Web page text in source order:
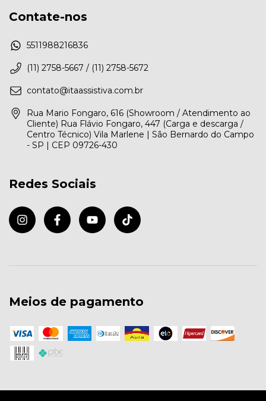
Contate-nos
5511988216836
(11) 2758-5667 / (11) 2758-5672
contato@itaassistiva.com.br
Rua Mario Fongaro, 616 (Showroom / Atendimento ao
Cliente) Rua Flávio Fongaro, 447 (Carga e descarga /
Centro Técnico) Vila Marlene | São Bernardo do Campo
- SP | CEP 09726-430
Redes Sociais
Meios de pagamento